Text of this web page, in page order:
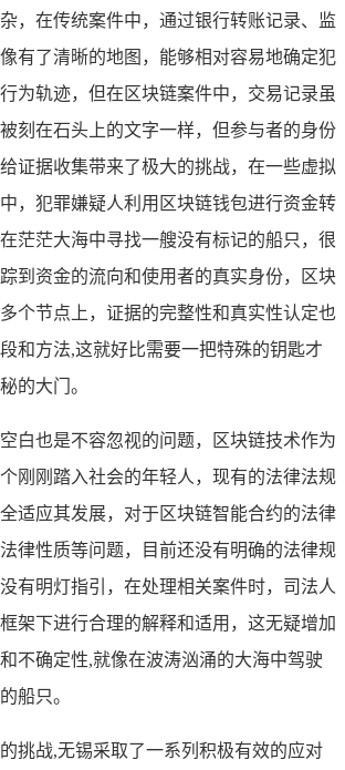
，在传统案件中，通过银行转账记录、监
有了清晰的地图，能够相对容易地确定犯
为轨迹，但在区块链案件中，交易记录虽
刻在石头上的文字一样，但参与者的身份
证据收集带来了极大的挑战，在一些虚拟
，犯罪嫌疑人利用区块链钱包进行资金转
茫茫大海中寻找一艘没有标记的船只，很
到资金的流向和使用者的真实身份，区块
个节点上，证据的完整性和真实性认定也
和方法,这就好比需要一把特殊的钥匙才
的大门。
白也是不容忽视的问题，区块链技术作为
刚刚踏入社会的年轻人，现有的法律法规
适应其发展，对于区块链智能合约的法律
律性质等问题，目前还没有明确的法律规
有明灯指引，在处理相关案件时，司法人
架下进行合理的解释和适用，这无疑增加
不确定性,就像在波涛汹涌的大海中驾驶
船只。
挑战,无锡采取了一系列积极有效的应对